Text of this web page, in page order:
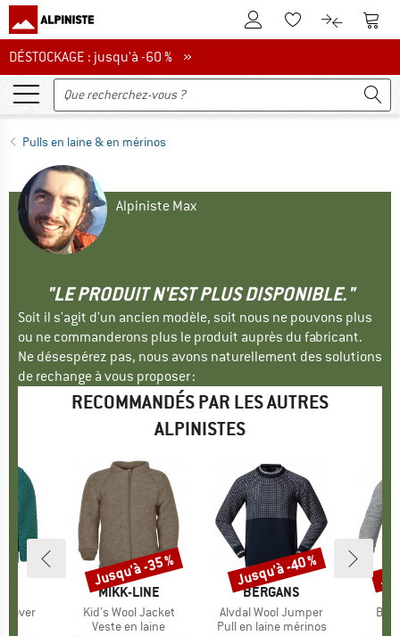
Vers le compte client
Vers la liste
Vers le
DÉSTOCKAGE : jusqu'à -60 %
DÉSTOCKAGE : jusqu'à -60 % »
Pulls en laine & en mérinos
Alpiniste Max
"LE PRODUIT N'EST PLUS DISPONIBLE."
Soit il s'agit d'un ancien modèle, soit nous ne pouvons plus
ou ne commanderons plus le produit auprès du fabricant.
Ne désespérez pas, nous avons naturellement des solutions
de rechange à vous proposer :
RECOMMANDÉS PAR LES AUTRES
ALPINISTES
MARQUE
MIKK-LINE
Article
Kid's Wool Jacket
Product group
Veste en laine
Remise
Jusqu'à -35 %
MARQUE
BERGANS
Article
Alvdal Wool Jumper
Product group
Pull en laine mérinos
Remise
Jusqu'à -40 %